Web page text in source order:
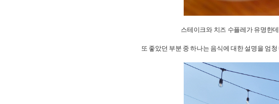
스테이크와 치즈 수플레가 유명한
또 좋았던 부분 중 하나는 음식에 대한 설명을 엄